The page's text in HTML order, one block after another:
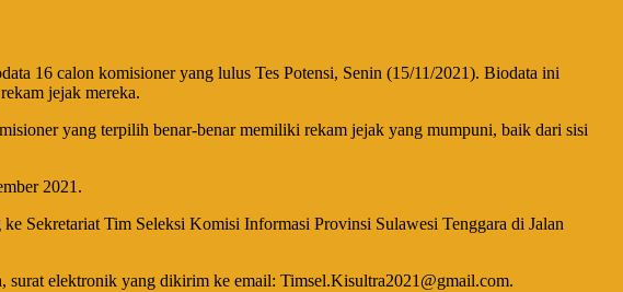
16 calon komisioner yang lulus Tes Potensi, Senin (15/11/2021). Biodata ini
jejak mereka.
yang terpilih benar-benar memiliki rekam jejak yang mumpuni, baik dari sisi
2021.
Sekretariat Tim Seleksi Komisi Informasi Provinsi Sulawesi Tenggara di Jalan
elektronik yang dikirim ke email: Timsel.Kisultra2021@gmail.com.